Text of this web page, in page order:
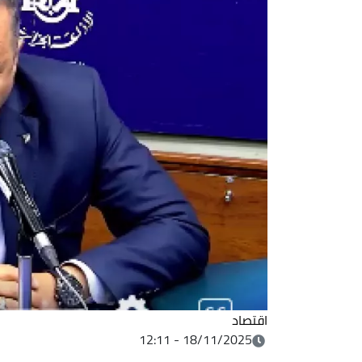
اقتصاد
18/11/2025 - 12:11